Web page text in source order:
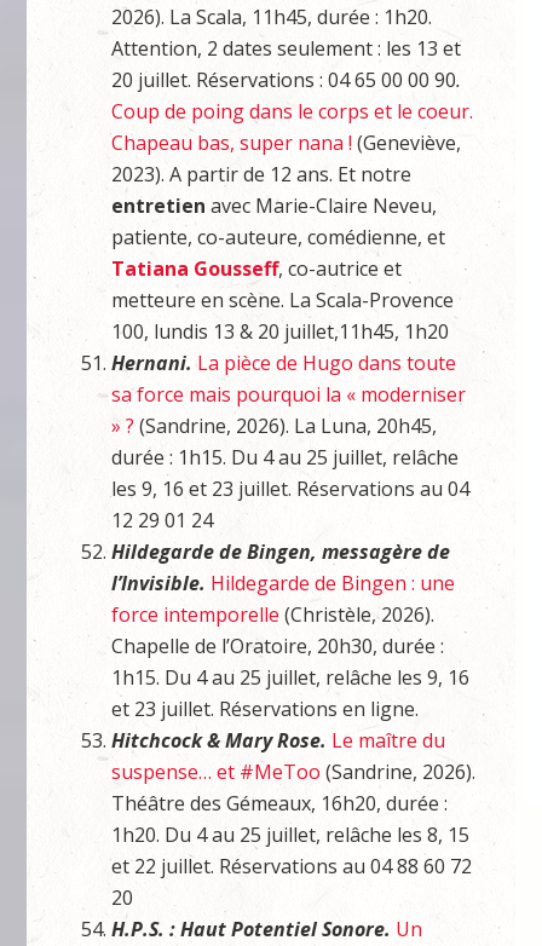
2026). La Scala, 11h45, durée : 1h20.
Attention, 2 dates seulement : les 13 et
20 juillet. Réservations : 04 65 00 00 90.
Coup de poing dans le corps et le coeur.
Chapeau bas, super nana !(Geneviève,
2023). A partir de 12 ans. Et notre
entretienavec Marie-Claire Neveu,
patiente, co-auteure, comédienne, et
Tatiana Gousseff, co-autrice et
metteure en scène. La Scala-Provence
100, lundis 13 & 20 juillet,11h45, 1h20
Hernani.La pièce de Hugo dans toute
sa force mais pourquoi la « moderniser
» ? (Sandrine, 2026). La Luna, 20h45,
durée : 1h15. Du 4 au 25 juillet, relâche
les 9, 16 et 23 juillet. Réservations au 04
12 29 01 24
Hildegarde de Bingen, messagère de
l’Invisible. Hildegarde de Bingen : une
force intemporelle (Christèle, 2026).
Chapelle de l’Oratoire, 20h30, durée :
1h15. Du 4 au 25 juillet, relâche les 9, 16
et 23 juillet. Réservations en ligne.
Hitchcock & Mary Rose. Le maître du
suspense… et #MeToo (Sandrine, 2026).
Théâtre des Gémeaux, 16h20, durée :
1h20. Du 4 au 25 juillet, relâche les 8, 15
et 22 juillet. Réservations au 04 88 60 72
20
H.P.S. : Haut Potentiel Sonore. Un